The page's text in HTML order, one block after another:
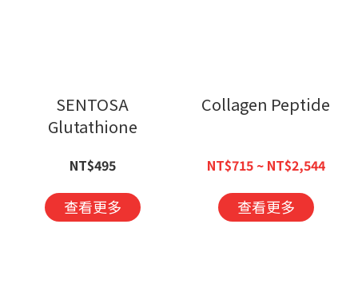
SENTOSA
Glutathione
NT$495
查看更多
Collagen Peptide
NT$715 ~ NT$2,544
查看更多